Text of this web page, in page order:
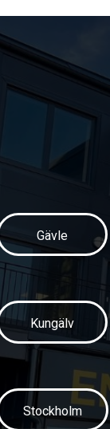
Gävle
Kungälv
Stockholm